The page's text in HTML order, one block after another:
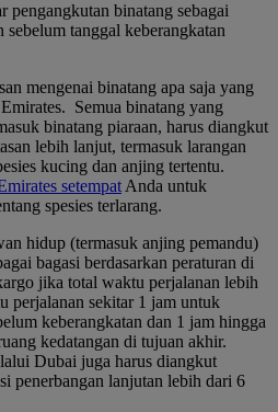
pengangkutan binatang sebagai
tanggal keberangkatan
mengenai binatang apa saja yang
Semua binatang yang
binatang piaraan, harus diangkut
lebih lanjut, termasuk larangan
kucing dan anjing tertentu.
setempat Anda untuk
spesies terlarang.
hidup (termasuk anjing pemandu)
bagasi berdasarkan peraturan di
jika total waktu perjalanan lebih
perjalanan sekitar 1 jam untuk
keberangkatan dan 1 jam hingga
kedatangan di tujuan akhir.
Dubai juga harus diangkut
penerbangan lanjutan lebih dari 6